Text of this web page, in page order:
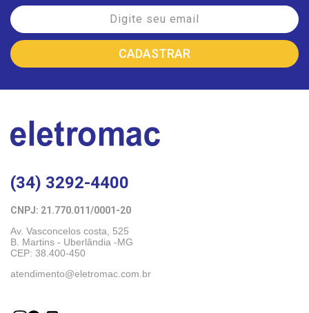
(34) 3292-4400
CNPJ: 21.770.011/0001-20
Av. Vasconcelos costa, 525
B. Martins - Uberlândia -MG
CEP: 38.400-450
atendimento@eletromac.com.br